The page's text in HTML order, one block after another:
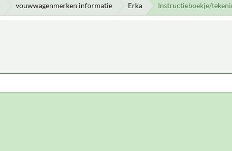
vouwwagenmerken informatie Erka Instructieboekje/